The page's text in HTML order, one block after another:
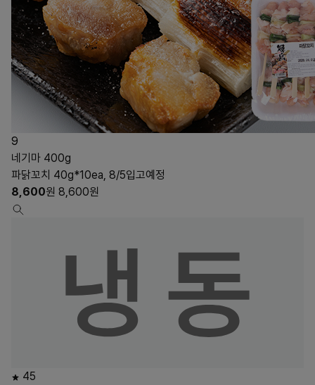
9
네기마 400g
파닭꼬치 40g*10ea, 8/5입고예정
8,600원 8,600원
45